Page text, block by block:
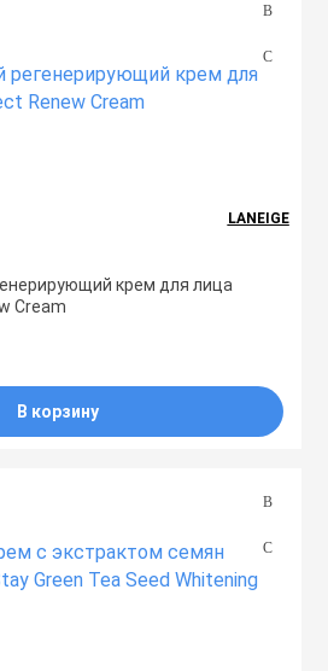
LANEIGE
крем для лица
Cream
В корзину